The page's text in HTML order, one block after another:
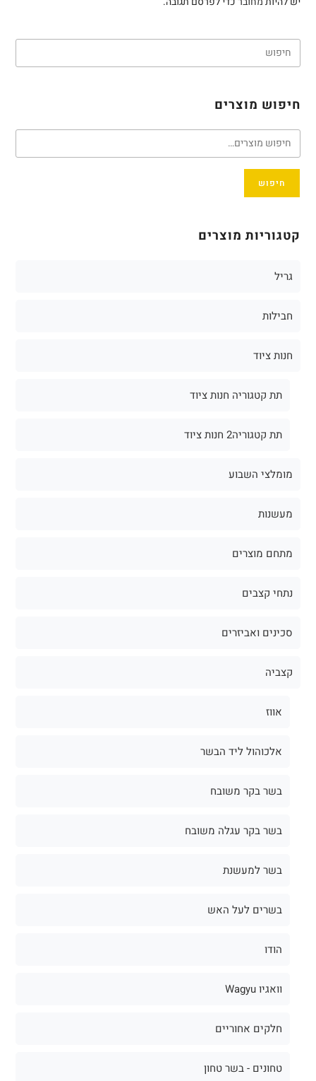
חיפוש מוצרים
חיפוש
קטגוריות מוצרים
גריל
חבילות
חנות ציוד
תת קטגוריה חנות ציוד
תת קטגוריה2 חנות ציוד
מומלצי השבוע
מעשנות
מתחם מוצרים
נתחי קצבים
סכינים ואביזרים
קצביה
אווז
אלכוהול ליד הבשר
בשר בקר משובח
בשר בקר עגלה משובח
בשר למעשנת
בשרים לעל האש
הודו
וואגיו Wagyu
חלקים אחוריים
טחונים - בשר טחון